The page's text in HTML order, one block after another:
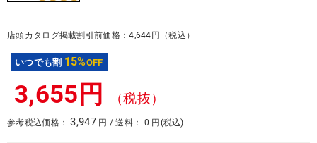
店頭カタログ掲載割引前価格：4,644円（税込）
いつでも割 15%OFF
3,655円 （税抜）
参考税込価格：3,947円 / 送料： 0 円(税込)